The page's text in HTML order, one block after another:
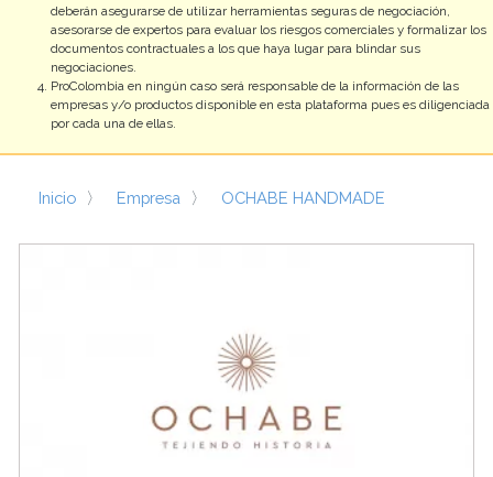
ProColombia en ningún caso será responsable de la información de las
empresas y/o productos disponible en esta plataforma pues es diligenciada
por cada una de ellas.
Inicio Empresa OCHABE HANDMADE
HANDMADE